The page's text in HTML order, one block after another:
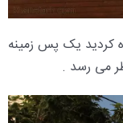
کردید یک پس زمینه
می رسد .